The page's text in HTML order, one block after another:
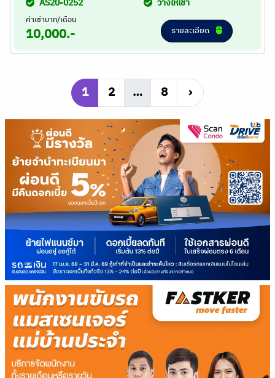
AS20-0252 ว่างให้เช่า
ค่าเช่าบาท/เดือน
10,000.- รายละเอียด
1 2 … 8 ›